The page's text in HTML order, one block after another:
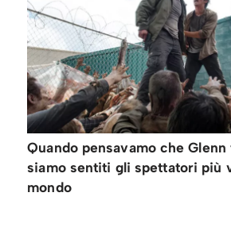
Quando pensavamo che
siamo sentiti gli spettatori più
mondo